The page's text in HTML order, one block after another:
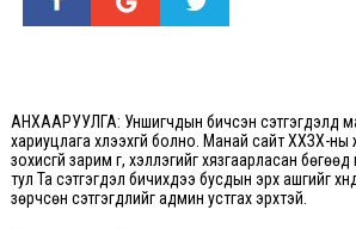
АНХААРУУЛГА: Уншигчдын бичсэн сэтгэгдэлд
хариуцлага хүлээхгүй болно. Манай сайт ХХЗХ-ны
зохисгүй зарим үг, хэллэгийг хязгаарласан
тул Та сэтгэгдэл бичихдээ бусдын эрх ашгийг
зөрчсөн сэтгэгдлийг админ устгах эрхтэй.